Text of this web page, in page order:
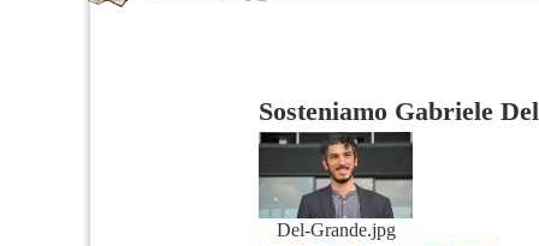
Sosteniamo Gabriele
Del-Grande.jpg